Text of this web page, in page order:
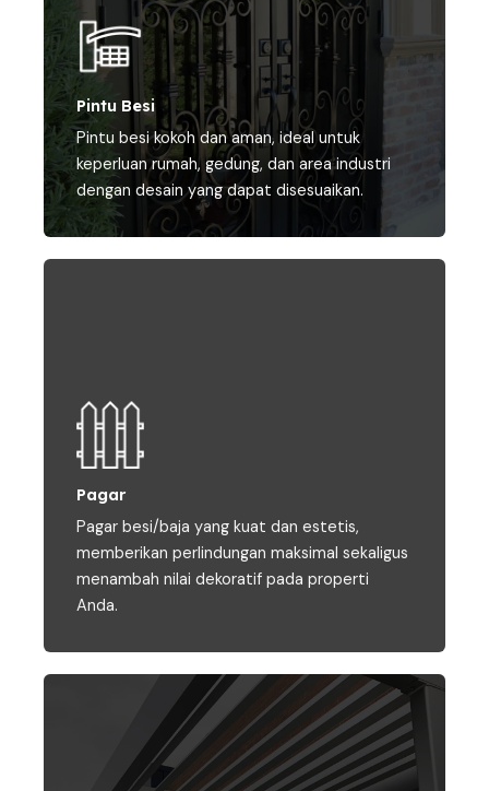
Pintu Besi
Pintu besi kokoh dan aman, ideal untuk
keperluan rumah, gedung, dan area industri
dengan desain yang dapat disesuaikan.
Pagar
Pagar besi/baja yang kuat dan estetis,
memberikan perlindungan maksimal sekaligus
menambah nilai dekoratif pada properti
Anda.